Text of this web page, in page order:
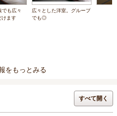
でも広々
けます
広々とした洋室。グループ
でも◎
をもっとみる
すべて開く